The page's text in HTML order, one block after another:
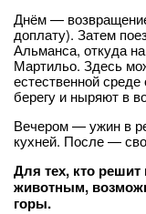
Днём —
доплату). Затем
Альманса, откуда на
Мартильо. Здесь
естественной
берегу и ныряют в
Вечером — ужин в
кухней. После —
Для тех, кто
животным,
горы.